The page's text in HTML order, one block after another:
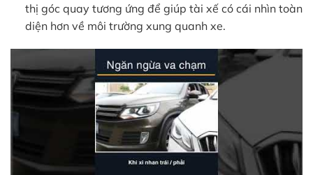
thị góc quay tương ứng để giúp tài xế có cái nhìn toàn
diện hơn về môi trường xung quanh xe.